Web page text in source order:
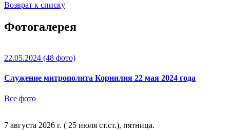
Возврат к списку
Фотогалерея
22.05.2024 (48 фото)
Служение митрополита Корнилия 22 мая 2024 года
Все фото
7 августа 2026 г. ( 25 июля ст.ст.), пятница.